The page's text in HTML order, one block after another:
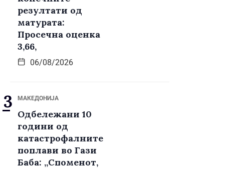
резултати од
матурата:
Просечна оценка
3,66,
06/08/2026
МАКЕДОНИЈА
Одбележани 10
години од
катастрофалните
поплави во Гази
Баба: „Споменот,